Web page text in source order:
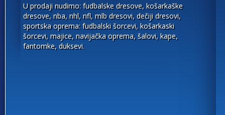
U prodaji nudimo: fudbalske dresove, košarkaške
dresove, nba, nhl, nfl, mlb dresovi, dečiji dresovi,
sportska oprema: fudbalski šorcevi, košarkaski
šorcevi, majice, navijačka oprema, šalovi, kape,
fantomke, duksevi.